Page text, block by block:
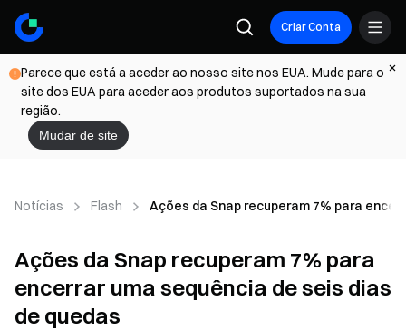
Criar Conta
Parece que está a aceder ao nosso site nos EUA. Mude para o
site dos EUA para aceder aos produtos suportados na sua
região.
Mudar de site
Notícias Flash Ações da Snap recuperam 7% para
Ações da Snap recuperam 7% para
encerrar uma sequência de seis dias
de quedas